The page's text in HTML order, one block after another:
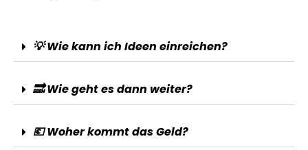
💡 Wie kann ich Ideen einreichen?
🔜 Wie geht es dann weiter?
💶 Woher kommt das Geld?